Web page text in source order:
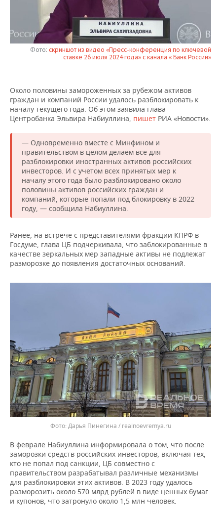
НЕФТЕХИМИЯ
РОЗНИЧНАЯ ТОРГОВЛЯ
ТРАНСПОРТ
НОВОСТИ ТЕХНОЛОГИЙ
IT
ТЕЛЕКОММУНИКАЦИИ
МЕРОПРИЯТИЯ
НОВОСТИ МЕРОПРИЯТИЙ
БИЗНЕС-БРАНЧИ
ONLINE-КОНФЕРЕНЦИИ
ОТКРЫТАЯ ЛЕКЦИЯ
СПОРТ
ФУТБОЛ
ХОККЕЙ
БАСКЕТБОЛ
ВОЛЕЙБОЛ
КИБЕРСПОРТ
ФИГУРНОЕ КАТАНИЕ
ХОККЕЙ С МЯЧОМ
НОВОСТИ ОБЩЕСТВА
ВЛАСТЬ
ИНФРАСТРУКТУРА
ИСТОРИЯ
КУЛЬТУРА
МЕДИЦИНА
ПРОИСШЕСТВИЯ
ФОТОГАЛЕРЕЯ
СЮЖЕТЫ
СПРАВОЧНИК
СПИСОК ПЕРСОН
СПИСОК КОМПАНИЙ
ПОЛНАЯ ВЕРСИЯ
Фото: скриншот из видео «Пресс-конференция по ключевой
ставке 26 июля 2024 года» с канала « Банк России»
Около половины замороженных за рубежом активов
граждан и компаний России удалось разблокировать к
началу текущего года. Об этом заявила глава
Центробанка Эльвира Набиуллина, пишет РИА «Новости».
— Одновременно вместе с Минфином и
правительством в целом делаем все для
разблокировки иностранных активов российских
инвесторов. И с учетом всех принятых мер к
началу этого года было разблокировано около
половины активов российских граждан и
компаний, которые попали под блокировку в 2022
году, — сообщила Набиуллина.
Ранее, на встрече с представителями фракции КПРФ в
Госдуме, глава ЦБ подчеркивала, что заблокированные в
качестве зеркальных мер западные активы не подлежат
разморозке до появления достаточных оснований.
Дарья Пинегина / realnoevremya.ru
В феврале Набиуллина информировала о том, что после
заморозки средств российских инвесторов, включая тех,
кто не попал под санкции, ЦБ совместно с
правительством разрабатывал различные механизмы
для разблокировки этих активов. В 2023 году удалось
разморозить около 570 млрд рублей в виде ценных бумаг
и купонов, что затронуло около 1,5 млн человек.